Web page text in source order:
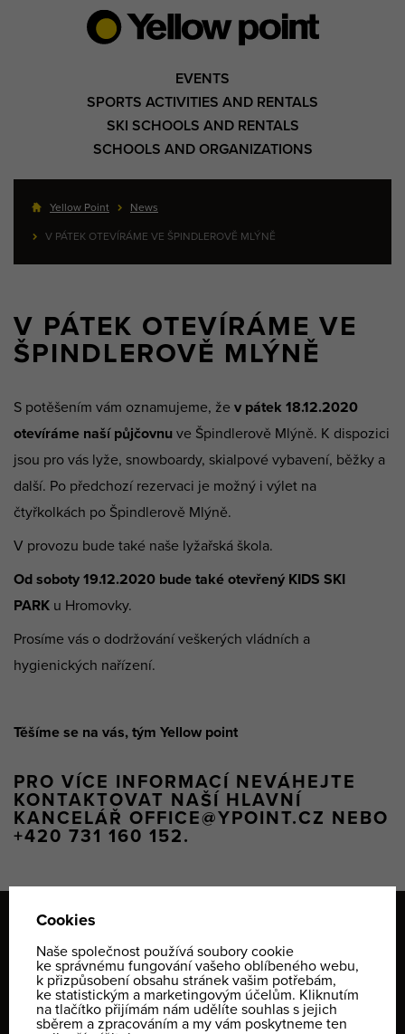
EVENTS
SPORTS ACTIVITIES AND RENTALS
SKI SCHOOLS AND RENTALS
SCHOOLS AND ORGANIZATIONS
Yellow Point News
V PÁTEK OTEVÍRÁME VE ŠPINDLEROVĚ MLÝNĚ
V PÁTEK OTEVÍRÁME VE
ŠPINDLEROVĚ MLÝNĚ
S potěšením vám oznamujeme, že v pátek 18.12.2020
otevíráme naší půjčovnu ve Špindlerově Mlýně. K dispozici
jsou pro vás lyže, snowboardy, skialpové vybavení, běžky a
další. Po předchozí rezervaci je možný i výlet na
čtyřkolkách po Špindlerově Mlýně.
V provozu bude také naše lyžařská škola.
Od soboty 19.12.2020 bude také otevřený KIDS SKI
PARK u Hromovky.
Prosíme vás o dodržování veškerých vládních a
hygienických nařízení.
Těšíme se na vás, tým Yellow point
PRO VÍCE INFORMACÍ NEVÁHEJTE
KONTAKTOVAT NAŠÍ HLAVNÍ
KANCELÁŘ OFFICE@YPOINT.CZ NEBO
+420 731 160 152.
WEB
Yellow Point